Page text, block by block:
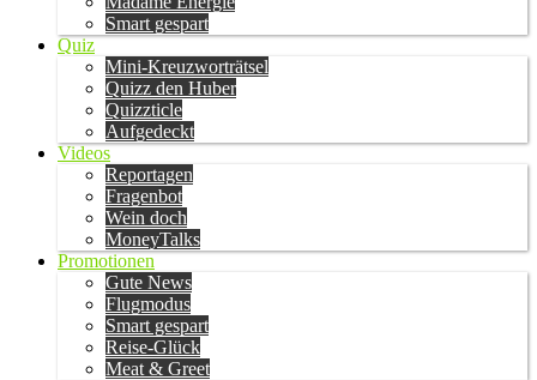
Smart gespart
Quiz
Mini-Kreuzworträtsel
Quizz den Huber
Quizzticle
Aufgedeckt
Videos
Reportagen
Fragenbot
Wein doch
MoneyTalks
Promotionen
Gute News
Flugmodus
Smart gespart
Reise-Glück
Meat & Greet